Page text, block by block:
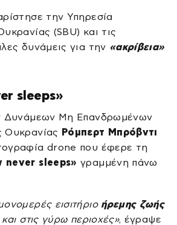
την Υπηρεσία
(SBU) και τις
δυνάμεις για την «ακρίβεια»
sleeps»
Δυνάμεων Μη Επανδρωμένων
Ουκρανίας Ρόμπερτ Μπρόβντι
drone που έφερε τη
never sleeps» γραμμένη πάνω
εισιτήριο ήρεμης ζωής
στις γύρω περιοχές», έγραψε